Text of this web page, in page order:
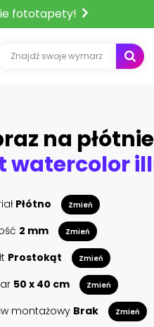
fototapety!
na płótnie
Płótno Zmień
2 mm Zmień
Prostokąt Zmień
50 x 40 cm Zmień
montażowy Brak Zmień